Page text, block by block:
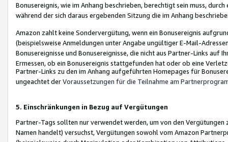
Bonusereignis, wie im Anhang beschrieben, berechtigt sein muss,
während der sich daraus ergebenden Sitzung die im Anhang
Amazon zahlt keine Sondervergütung, wenn ein Bonusereignis
(beispielsweise Anmeldungen unter Angabe ungültiger E-Mail-
Bonusereignisse und Bonusereignisse, die nicht aus Partner-Links auf
Ermessen, ob ein Bonusereignis stattgefunden hat oder ob eine
Partner-Links zu den im Anhang aufgeführten Homepages für
ungeachtet derVoraussetzungen für die Teilnahme am
5. Einschränkungen in Bezug auf Vergütungen
Partner-Tags sollten nur verwendet werden, um von den
Namen handelt) versuchst, Vergütungen sowohl vom Amazon